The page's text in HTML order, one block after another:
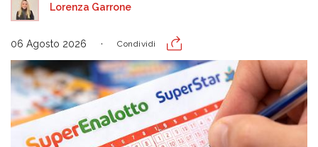
Lorenza Garrone
06 Agosto 2026 Condividi